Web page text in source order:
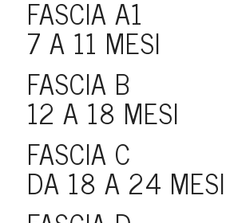
FASCIA
7 A 11 MESI
FASCIA
12 A 18 MESI
FASCIA
DA 18 A 24 MESI